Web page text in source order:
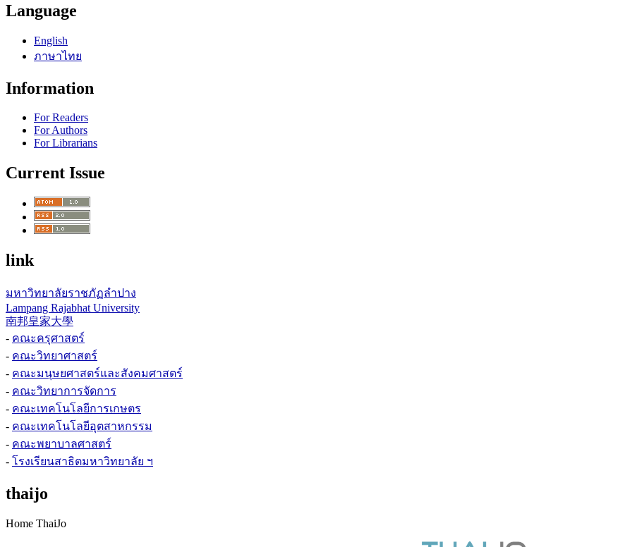
Language
English
ภาษาไทย
Information
For Readers
For Authors
For Librarians
Current Issue
link
มหาวิทยาลัยราชภัฏลำปาง
Lampang Rajabhat University
南邦皇家大學
- คณะครุศาสตร์
- คณะวิทยาศาสตร์
- คณะมนุษยศาสตร์และสังคมศาสตร์
- คณะวิทยาการจัดการ
- คณะเทคโนโลยีการเกษตร
- คณะเทคโนโลยีอุตสาหกรรม
- คณะพยาบาลศาสตร์
- โรงเรียนสาธิตมหาวิทยาลัย ฯ
thaijo
Home ThaiJo